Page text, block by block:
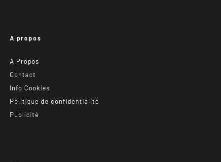
A propos
A Propos
Contact
Info Cookies
Politique de confidentialité
Publicité